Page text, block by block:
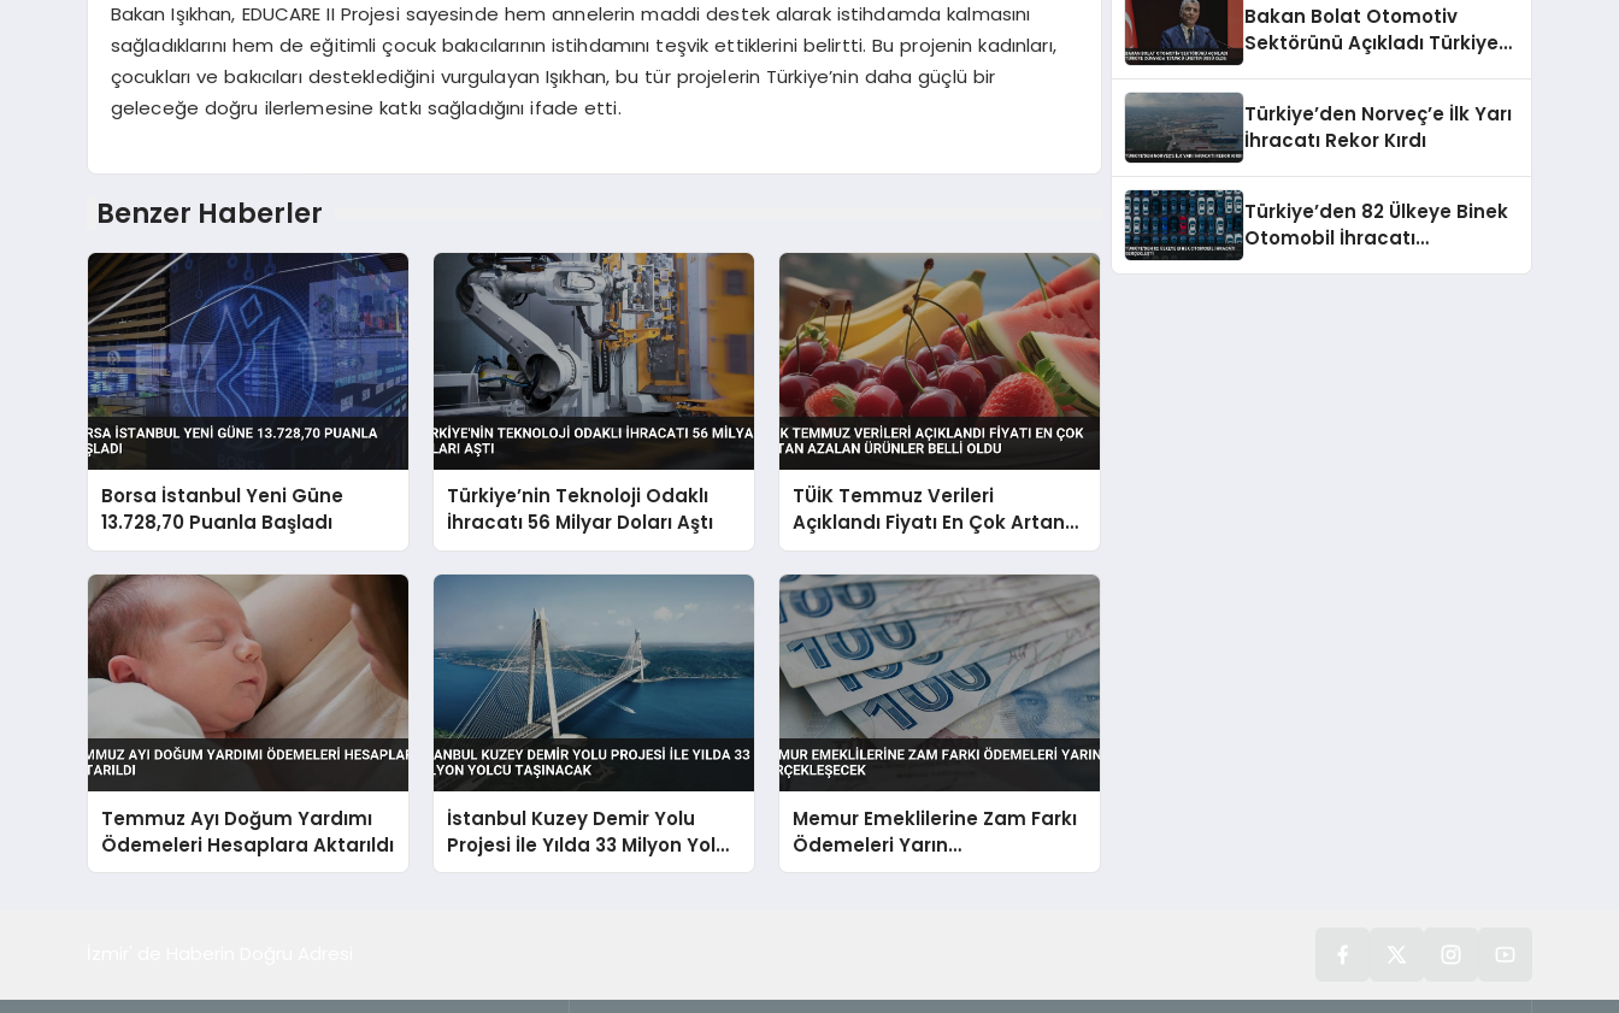
Bakan Işıkhan, EDUCARE II Projesi sayesinde hem annelerin maddi destek alarak istihdamda kalmasını
sağladıklarını hem de eğitimli çocuk bakıcılarının istihdamını teşvik ettiklerini belirtti. Bu projenin kadınları,
çocukları ve bakıcıları desteklediğini vurgulayan Işıkhan, bu tür projelerin Türkiye’nin daha güçlü bir
geleceğe doğru ilerlemesine katkı sağladığını ifade etti.
Benzer Haberler
Borsa İstanbul Yeni Güne
13.728,70 Puanla Başladı
Türkiye’nin Teknoloji Odaklı
İhracatı 56 Milyar Doları Aştı
TÜİK Temmuz Verileri
Açıklandı Fiyatı En Çok Artan
Azalan Ürünler Belli Oldu
Temmuz Ayı Doğum Yardımı
Ödemeleri Hesaplara Aktarıldı
İstanbul Kuzey Demir Yolu
Projesi İle Yılda 33 Milyon Yolcu
Taşınacak
Memur Emeklilerine Zam Farkı
Ödemeleri Yarın
Gerçekleşecek
Bakan Bolat Otomotiv
Sektörünü Açıkladı Türkiye
Türkiye’den Norveç’e İlk Yarı
İhracatı Rekor Kırdı
Türkiye’den 82 Ülkeye Binek
Otomobil İhracatı